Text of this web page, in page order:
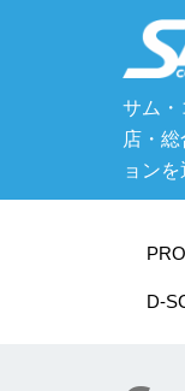
サム
店・
ョン
D-